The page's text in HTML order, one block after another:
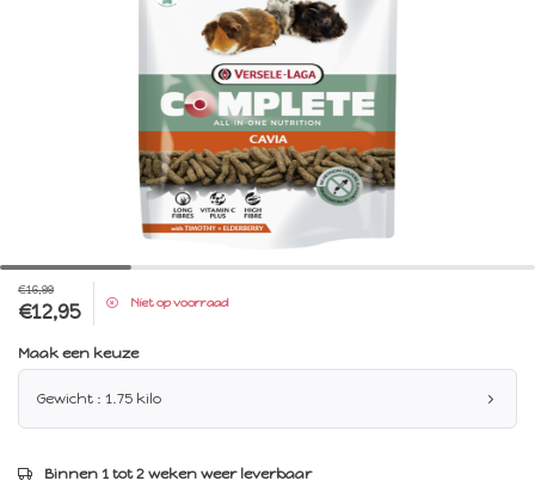
€16,99
€12,95 Niet op voorraad
Maak een keuze
Gewicht : 1.75 kilo
Binnen 1 tot 2 weken weer leverbaar